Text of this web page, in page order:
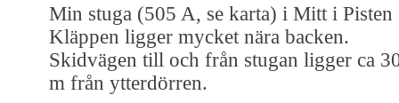
Min stuga (505 A, se karta) i Mitt i Pisten
Kläppen ligger mycket nära backen.
Skidvägen till och från stugan ligger ca
m från ytterdörren.